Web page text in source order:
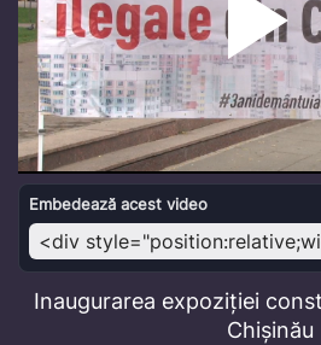
Embedează acest video
Inaugurarea expoziției
Chișinău